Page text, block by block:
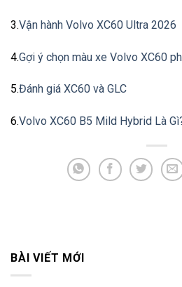
3.Vận hành Volvo XC60 Ultra 2026
4.Gợi ý chọn màu xe Volvo XC60
5.Đánh giá XC60 và GLC
6.Volvo XC60 B5 Mild Hybrid Là
BÀI VIẾT MỚI